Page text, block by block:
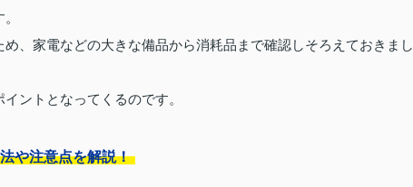
、家電などの大きな備品から消耗品まで確認しそろえておきまし
ントとなってくるのです。
や注意点を解説！